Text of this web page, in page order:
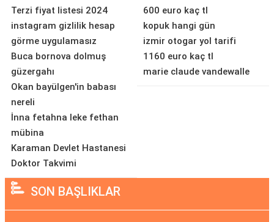
Terzi fiyat listesi 2024
instagram gizlilik hesap
görme uygulamasız
Buca bornova dolmuş
güzergahı
Okan bayülgen'in babası
nereli
İnna fetahna leke fethan
mübina
Karaman Devlet Hastanesi
Doktor Takvimi
600 euro kaç tl
kopuk hangi gün
izmir otogar yol tarifi
1160 euro kaç tl
marie claude vandewalle
SON BAŞLIKLAR